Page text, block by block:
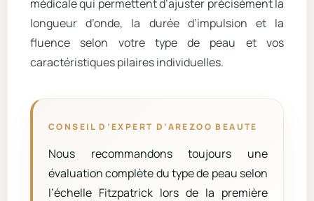
médicale qui permettent d’ajuster précisément la
longueur d’onde, la durée d’impulsion et la
fluence selon votre type de peau et vos
caractéristiques pilaires individuelles.
CONSEIL D’EXPERT D’AREZOO BEAUTE
Nous recommandons toujours une
évaluation complète du type de peau selon
l’échelle Fitzpatrick lors de la première